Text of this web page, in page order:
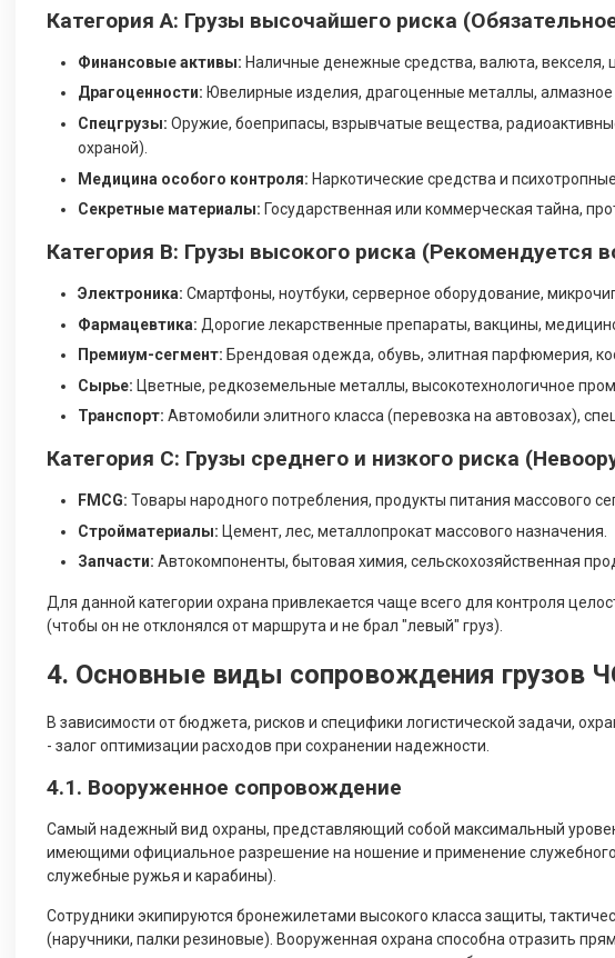
Категория А: Грузы высочайшего риска
Финансовые активы: Наличные денежные средства, валюта, векселя,
Драгоценности: Ювелирные изделия, драгоценные металлы, алмазное
Спецгрузы: Оружие, боеприпасы, взрывчатые вещества,
охраной).
Медицина особого контроля: Наркотические средства и
Секретные материалы: Государственная или коммерческая тайна,
Категория B: Грузы высокого риска
Электроника: Смартфоны, ноутбуки, серверное оборудование,
Фармацевтика: Дорогие лекарственные препараты, вакцины,
Премиум-сегмент: Брендовая одежда, обувь, элитная парфюмерия,
Сырье: Цветные, редкоземельные металлы, высокотехнологичное
Транспорт: Автомобили элитного класса (перевозка на автовозах),
Категория C: Грузы среднего и низкого риска
FMCG: Товары народного потребления, продукты питания массового
Стройматериалы: Цемент, лес, металлопрокат массового назначения.
Запчасти: Автокомпоненты, бытовая химия, сельскохозяйственная
Для данной категории охрана привлекается чаще всего для контроля
(чтобы он не отклонялся от маршрута и не брал "левый" груз).
4. Основные виды сопровождения грузов
В зависимости от бюджета, рисков и специфики логистической задачи,
- залог оптимизации расходов при сохранении надежности.
4.1. Вооруженное сопровождение
Самый надежный вид охраны, представляющий собой максимальный
имеющими официальное разрешение на ношение и применение
служебные ружья и карабины).
Сотрудники экипируются бронежилетами высокого класса защиты,
(наручники, палки резиновые). Вооруженная охрана способна отразить